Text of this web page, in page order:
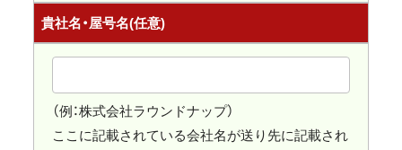
貴社名・屋号名(任意)
（例：株式会社ラウンドナップ）
ここに記載されている会社名が送り先に記載され